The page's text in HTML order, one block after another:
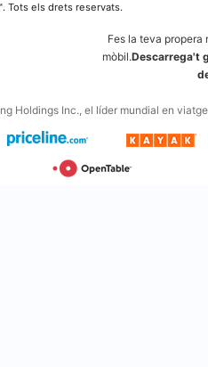
Tots els drets reservats.
Fes la teva propera
mòbil.Descarrega't
Holdings Inc., el líder mundial en